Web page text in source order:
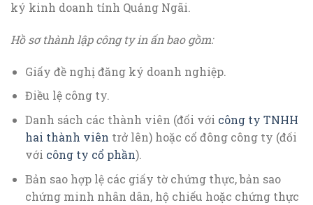
ký kinh doanh tỉnh Quảng Ngãi.
Hồ sơ thành lập công ty in ấn bao gồm:
Giấy đề nghị đăng ký doanh nghiệp.
Điều lệ công ty.
Danh sách các thành viên (đối với công ty TNHH
hai thành viên trở lên) hoặc cổ đông công ty (đối
với công ty cổ phần).
Bản sao hợp lệ các giấy tờ chứng thực, bản sao
chứng minh nhân dân, hộ chiếu hoặc chứng thực